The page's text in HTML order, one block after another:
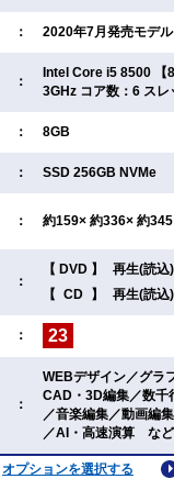
： 2020年7月発売モデル
：
Intel Core i5 8500 【8
3GHz コア数：6 スレ
： 8GB
： SSD 256GB NVMe
： 約159× 約336× 約345
：
【 DVD 】 再生(読込)
【 CD 】 再生(読込)
： 23
：
WEBデザイン／グラ
CAD・3D編集／数千
／音楽編集／動画編
／AI・高速演算 など
オプションを選択する